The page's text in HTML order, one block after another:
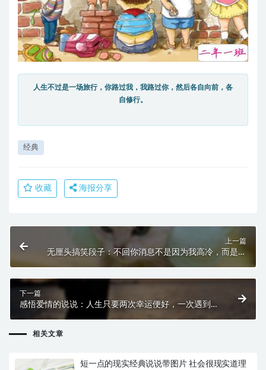
人生不过是一场旅行，你路过我，我路过你，然后各自向前，各
自修行。
经典
收藏 海报分享
上一篇
无厘头搞笑段子：不回你消息不是因为我高冷，而是因
下一篇
感悟爱情的说说：人生只要两次幸运便好，一次遇到
相关文章
短一点的现实经典说说带图片 社会很现实道理